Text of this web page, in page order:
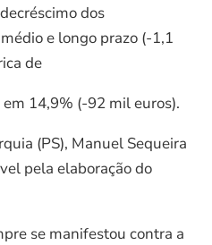
dos
e longo prazo (-1,1
de
14,9% (-92 mil euros).
(PS), Manuel Sequeira
pela elaboração do
se manifestou contra a